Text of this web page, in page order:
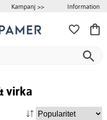
Kampanj >> Information
virka